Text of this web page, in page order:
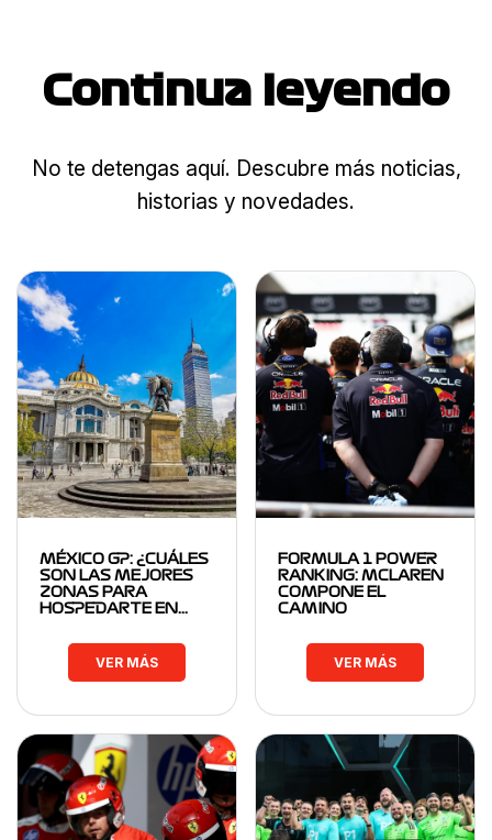
Continua leyendo
No te detengas aquí. Descubre más noticias,
historias y novedades.
MÉXICO GP: ¿CUÁLES
SON LAS MEJORES
ZONAS PARA
HOSPEDARTE EN…
VER MÁS
FORMULA 1 POWER
RANKING: MCLAREN
COMPONE EL
CAMINO
VER MÁS